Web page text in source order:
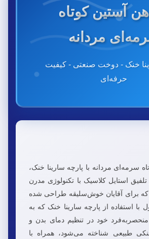
آستین کوتاه
مردانه
خنک - دوخت صنعتی - کیفیت
حرفه‌ای
سرمه‌ای مردانه با پارچه سارینا خنک،
استایل کلاسیک با تکنولوژی مدرن
برای آقایان خوش‌سلیقه طراحی شده
استفاده از پارچه سارینا خنک که به
خود در تنظیم دمای بدن و
طبیعی شناخته می‌شود، همراه با